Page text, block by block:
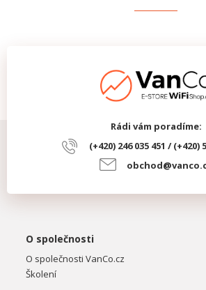
Rádi vám poradíme:
(+420) 246 035 451 / (+420)
O společnosti
O společnosti VanCo.cz
Školení